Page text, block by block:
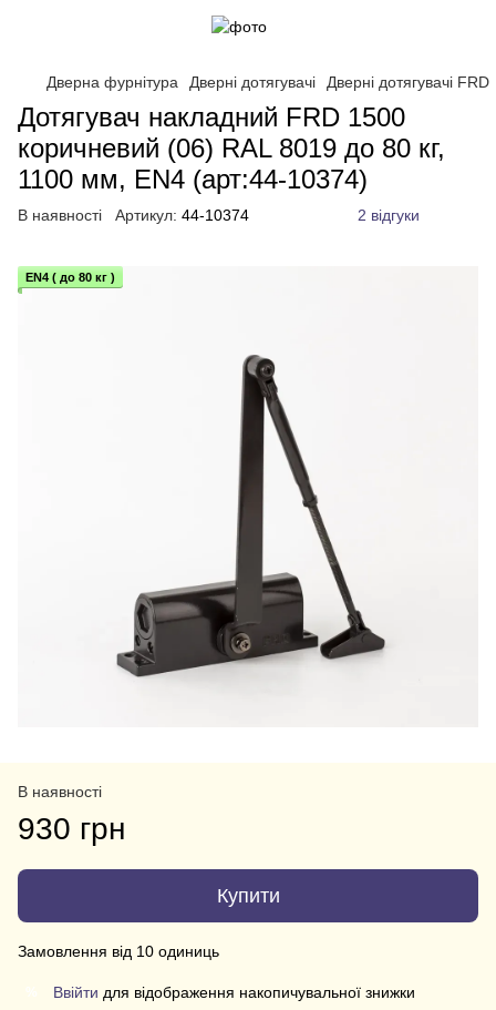
Дверна фурнітура Дверні дотягувачі Дверні дотягувачі FRD
Дотягувач накладний FRD 1500
коричневий (06) RAL 8019 до 80 кг,
1100 мм, EN4 (арт:44-10374)
В наявності Артикул: 44-10374 2 відгуки
EN4 ( до 80 кг )
В наявності
930 грн
Купити
Замовлення від 10 одиниць
Ввійти для відображення накопичувальної знижки